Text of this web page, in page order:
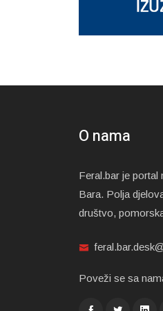
O nama
Feral.bar je portal
Bara. Polja
društvo,
Poveži se sa